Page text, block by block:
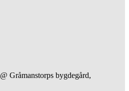
@ Gråmanstorps bygdegård,